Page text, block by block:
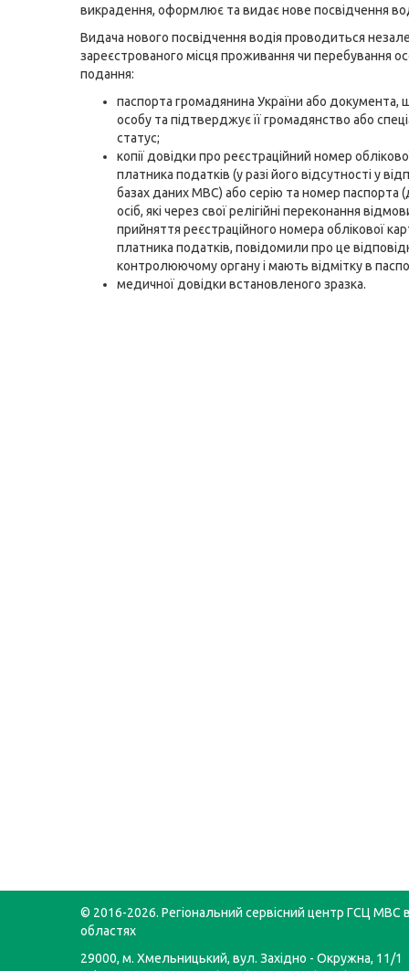
викрадення, оформлює та видає нове посвідчення
Видача нового посвідчення водія проводиться
зареєстрованого місця проживання чи перебування
подання:
паспорта громадянина України або документа,
особу та підтверджує її громадянство або
статус;
копії довідки про реєстраційний номер
платника податків (у разі його відсутності у
базах даних МВС) або серію та номер паспорта
осіб, які через свої релігійні переконання
прийняття реєстраційного номера облікової
платника податків, повідомили про це
контролюючому органу і мають відмітку в
медичної довідки встановленого зразка.
© 2016-2026. Регіональний сервісний центр ГСЦ МВС
областях
29000, м. Хмельницький, вул. Західно - Окружна, 11/1